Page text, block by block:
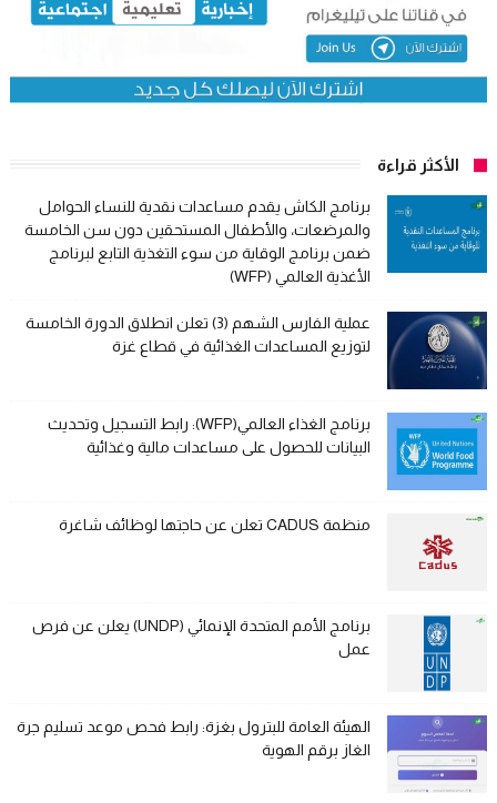
الأكثر قراءة
برنامج الكاش يقدم مساعدات نقدية للنساء الحوامل
والمرضعات، والأطفال المستحقين دون سن الخامسة
ضمن برنامج الوقاية من سوء التغذية التابع لبرنامج
الأغذية العالمي (WFP)
عملية الفارس الشهم (3) تعلن انطلاق الدورة الخامسة
لتوزيع المساعدات الغذائية في قطاع غزة
برنامج الغذاء العالمي(WFP): رابط التسجيل وتحديث
البيانات للحصول على مساعدات مالية وغذائية
منظمة CADUS تعلن عن حاجتها لوظائف شاغرة
برنامج الأمم المتحدة الإنمائي (UNDP) يعلن عن فرص
عمل
الهيئة العامة للبترول بغزة: رابط فحص موعد تسليم جرة
الغاز برقم الهوية